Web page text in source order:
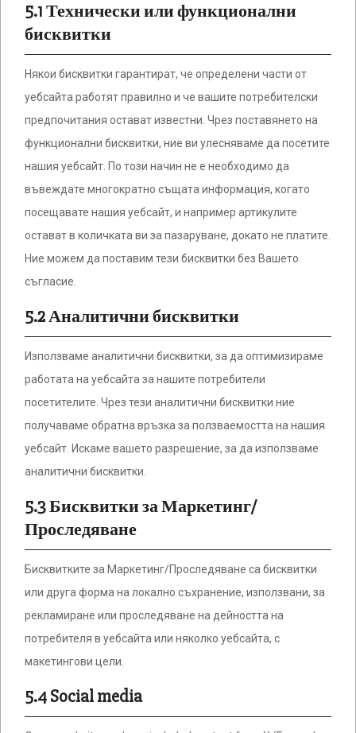
5.1 Технически или функционални
бисквитки
Някои бисквитки гарантират, че определени части от
уебсайта работят правилно и че вашите потребителски
предпочитания остават известни. Чрез поставянето на
функционални бисквитки, ние ви улесняваме да посетите
нашия уебсайт. По този начин не е необходимо да
въвеждате многократно същата информация, когато
посещавате нашия уебсайт, и например артикулите
остават в количката ви за пазаруване, докато не платите.
Ние можем да поставим тези бисквитки без Вашето
съгласие.
5.2 Аналитични бисквитки
Използваме аналитични бисквитки, за да оптимизираме
работата на уебсайта за нашите потребители
посетителите. Чрез тези аналитични бисквитки ние
получаваме обратна връзка за ползваемостта на нашия
уебсайт. Искаме вашето разрешение, за да използваме
аналитични бисквитки.
5.3 Бисквитки за Маркетинг/
Проследяване
Бисквитките за Маркетинг/Проследяване са бисквитки
или друга форма на локално съхранение, използвани, за
рекламиране или проследяване на дейността на
потребителя в уебсайта или няколко уебсайта, с
макетингови цели.
5.4 Social media